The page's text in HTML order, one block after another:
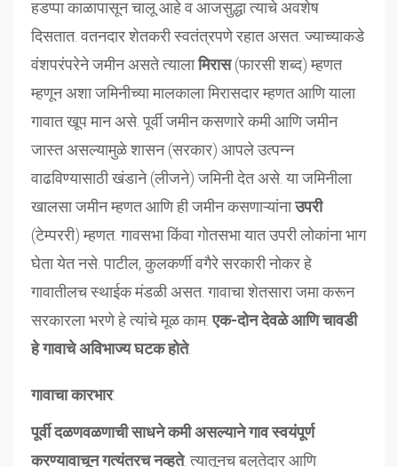
हडप्पा काळापासून चालू आहे व आजसुद्धा त्याचे अवशेष
दिसतात. वतनदार शेतकरी स्वतंत्रपणे रहात असत. ज्याच्याकडे
वंशपरंपरेने जमीन असते त्यालामिरास(फारसी शब्द) म्हणत
म्हणून अशा जमिनीच्या मालकाला मिरासदार म्हणत आणि याला
गावात खूप मान असे. पूर्वी जमीन कसणारे कमी आणि जमीन
जास्त असल्यामुळे शासन (सरकार) आपले उत्पन्न
वाढविण्यासाठी खंडाने (लीजने) जमिनी देत असे. या जमिनीला
खालसा जमीन म्हणत आणि ही जमीन कसणाऱ्यांनाउपरी
(टेम्पररी) म्हणत. गावसभा किंवा गोतसभा यात उपरी लोकांना भाग
घेता येत नसे. पाटील, कुलकर्णी वगैरे सरकारी नोकर हे
गावातीलच स्थाईक मंडळी असत. गावाचा शेतसारा जमा करून
सरकारला भरणे हे त्यांचे मूळ काम.एक-दोन देवळे आणि चावडी
हे गावाचे अविभाज्य घटक होते.
गावाचा कारभार:
पूर्वी दळणवळणाची साधने कमी असल्याने गाव स्वयंपूर्ण
करण्यावाचून गत्यंतरच नव्हते. त्यातूनच बलुतेदार आणि